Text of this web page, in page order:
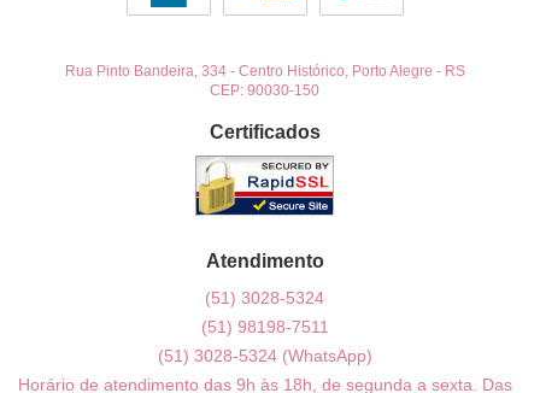
Rua Pinto Bandeira, 334- Centro Histórico, Porto Alegre - RS
CEP: 90030-150
Certificados
Atendimento
(51) 3028-5324
(51) 98198-7511
(51) 3028-5324 (WhatsApp)
Horário de atendimento das 9h às 18h, de segunda a sexta. Das